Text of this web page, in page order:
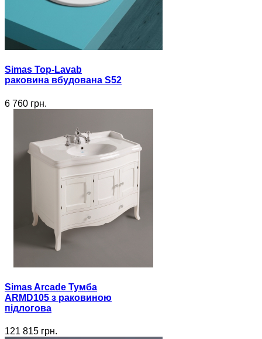
Simas Top-Lavab
раковина вбудована S52
6 760 грн.
Simas Arcade Тумба
ARMD105 з раковиною
підлогова
121 815 грн.